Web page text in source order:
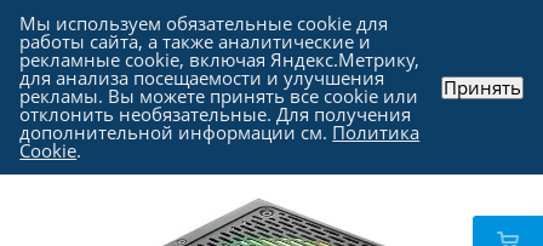
Каталог - Комплектующие для компьютера
Блоки питания для компьютеров
Мы используем обязательные cookie для
работы сайта, а также аналитические и
рекламные cookie, включая Яндекс.Метрику,
для анализа посещаемости и улучшения
рекламы. Вы можете принять все cookie или
отклонить необязательные. Для получения
дополнительной информации см. Политика
Cookie.
Принять